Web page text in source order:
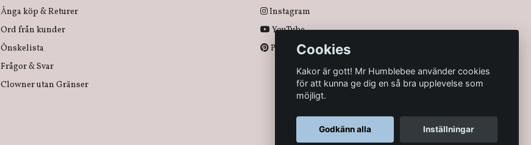
Ånga köp & Returer
Ord från kunder
Önskelista
Frågor & Svar
Clowner utan Gränser
Instagram
YouTube
PinterestCookies
Kakor är gott! Mr Humblebee använder cookies
för att kunna ge dig en så bra upplevelse som
möjligt.
Godkänn alla Inställningar